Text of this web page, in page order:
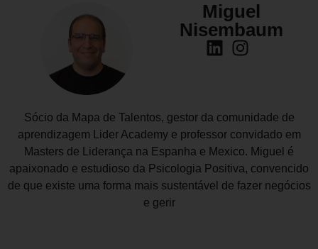
Miguel
Nisembaum
Sócio da Mapa de Talentos, gestor da comunidade de
aprendizagem Lider Academy e professor convidado em
Masters de Liderança na Espanha e Mexico. Miguel é
apaixonado e estudioso da Psicologia Positiva, convencido
de que existe uma forma mais sustentável de fazer negócios
e gerir